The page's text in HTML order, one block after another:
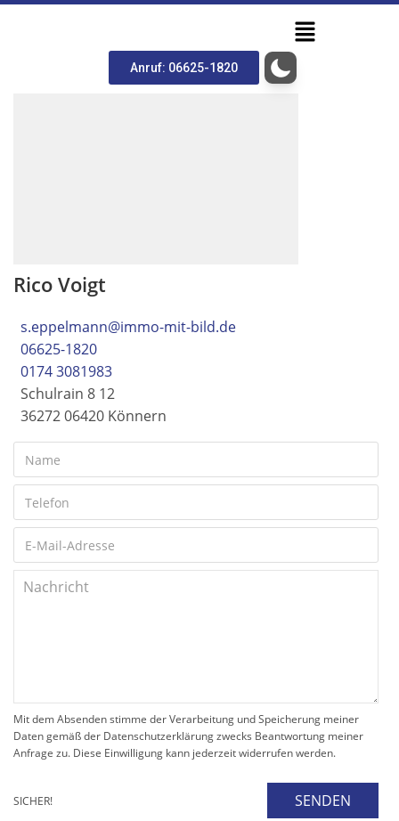
Anruf: 06625-1820
Rico Voigt
s.eppelmann@immo-mit-bild.de
06625-1820
0174 3081983
Schulrain 8 12
36272 06420 Könnern
Mit dem Absenden stimme der Verarbeitung und Speicherung meiner
Daten gemäß der Datenschutzerklärung zwecks Beantwortung meiner
Anfrage zu. Diese Einwilligung kann jederzeit widerrufen werden.
SICHER! SENDEN